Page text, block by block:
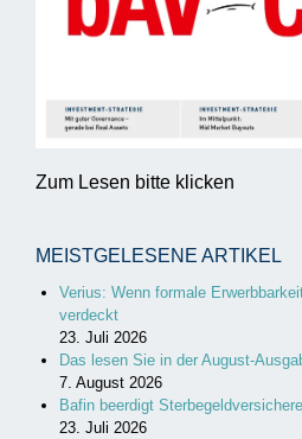
Zum Lesen bitte klicken
MEISTGELESENE ARTIKEL
Verius: Wenn formale
verdeckt
23. Juli 2026
Das lesen Sie in der August-
7. August 2026
Bafin beerdigt
23. Juli 2026